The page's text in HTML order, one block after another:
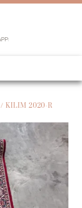
/ KILIM 2020-R